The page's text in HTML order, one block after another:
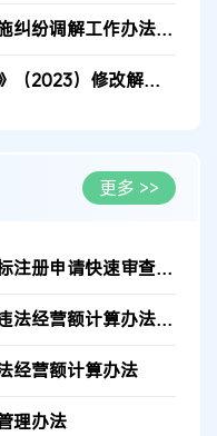
调解工作办法（试行）
）修改解读（八）
更多 >>
申请快速审查办法》全文
经营额计算办法》解读
经营额计算办法
理办法